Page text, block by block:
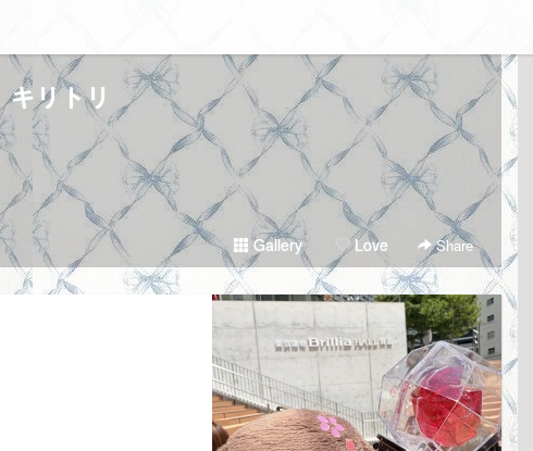
キリトリ
Gallery Love Share